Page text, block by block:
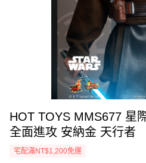
HOT TOYS MMS677 星
全面進攻 安納金 天行者
宅配滿NT$1,200免運